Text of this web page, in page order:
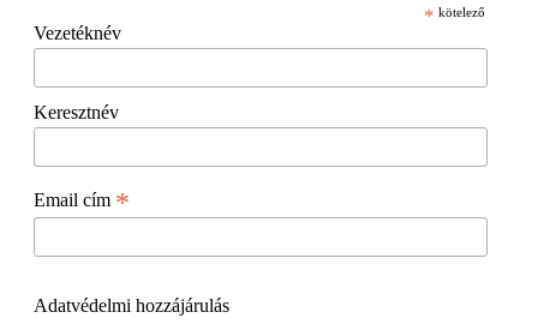
* kötelező
Vezetéknév
Keresztnév
Email cím *
Adatvédelmi hozzájárulás